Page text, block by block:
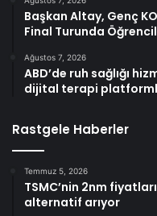
Başkan Altay, Genç
Final Turunda
Ağustos 7, 2026
ABD’de ruh sağlığı
dijital terapi
Rastgele Haberler
Temmuz 5, 2026
TSMC’nin 2nm
alternatif arıyor